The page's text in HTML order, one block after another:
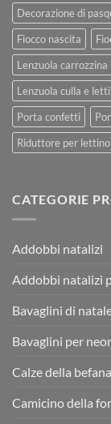
Decorazione di
Fiocco nascita
Lenzuola carrozzina
Lenzuola culla e
Porta confetti
Riduttore per lettino
CATEGORIE
Addobbi natalizi
Addobbi natalizi
Bavaglini di
Bavaglini per
Calze della befana
Camicino della